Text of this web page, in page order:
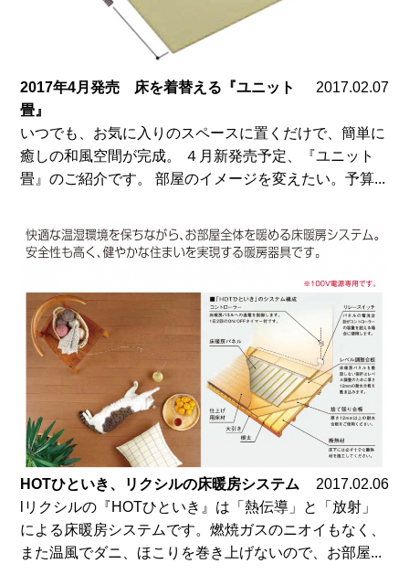
2017年4月発売 床を着替える『ユニット
畳』
2017.02.07
いつでも、お気に入りのスペースに置くだけで、簡単に
癒しの和風空間が完成。 ４月新発売予定、『ユニット
畳』のご紹介です。 部屋のイメージを変えたい。予算...
HOTひといき、リクシルの床暖房システム
2017.02.06
lリクシルの『HOTひといき』は「熱伝導」と「放射」
による床暖房システムです。燃焼ガスのニオイもなく、
また温風でダニ、ほこりを巻き上げないので、お部屋...